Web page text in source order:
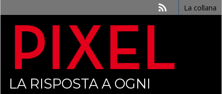
La collana
LA RISPOSTA A OGNI